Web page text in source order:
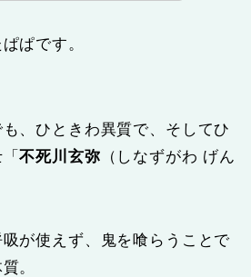
ぱです。
も、ひときわ異質で、そしてひ
「不死川玄弥 （しなずがわ げん
が使えず、鬼を喰らうことで
。